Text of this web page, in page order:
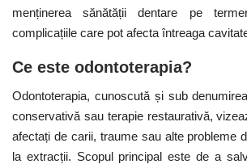
menținerea sănătății dentare pe
complicațiile care pot afecta întreaga
Ce este odontoterapia?
Odontoterapia, cunoscută și sub
conservativă sau terapie restaurativă,
afectați de carii, traume sau alte probleme
la extracții. Scopul principal este de a